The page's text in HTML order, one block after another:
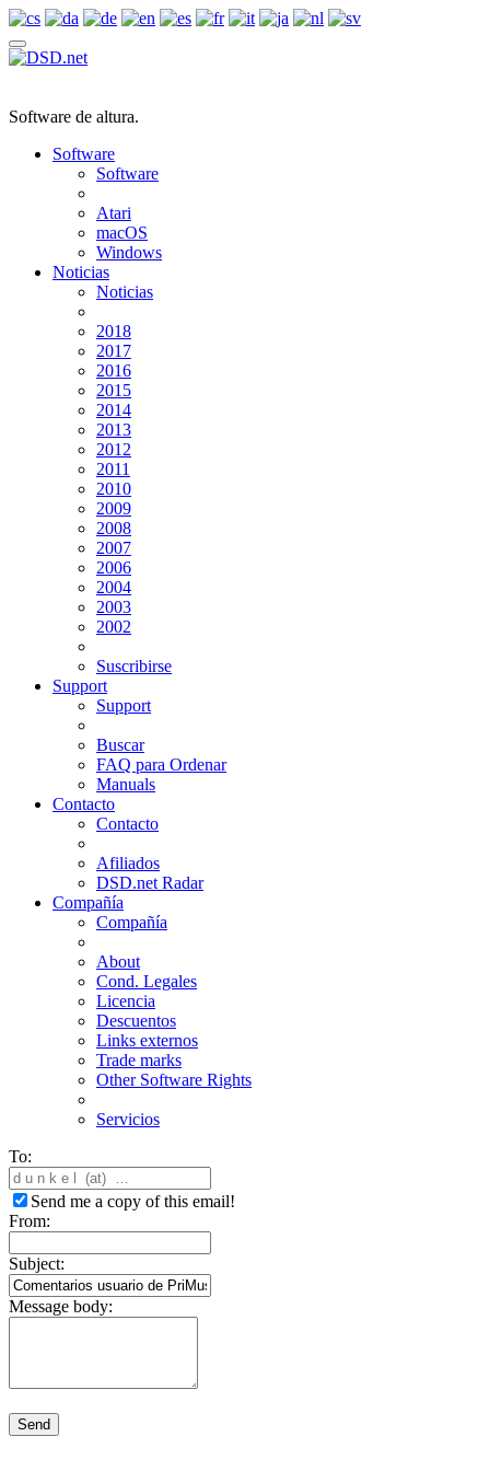
Software de altura.
Software
Software
Atari
macOS
Windows
Noticias
Noticias
2018
2017
2016
2015
2014
2013
2012
2011
2010
2009
2008
2007
2006
2004
2003
2002
Suscribirse
Support
Support
Buscar
FAQ para Ordenar
Manuals
Contacto
Contacto
Afiliados
DSD.net Radar
Compañía
Compañía
About
Cond. Legales
Licencia
Descuentos
Links externos
Trade marks
Other Software Rights
Servicios
To:
Send me a copy of this email!
From:
Subject:
Message body:
Send